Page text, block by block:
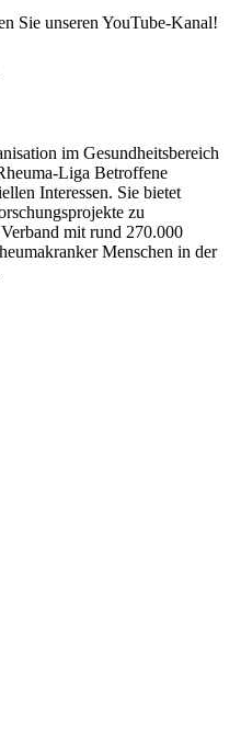
Sie unseren YouTube-Kanal!
im Gesundheitsbereich
Liga Betroffene
Interessen. Sie bietet
zu
mit rund 270.000
Menschen in der